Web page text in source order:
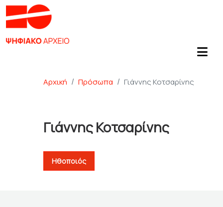
Αρχική Πρόσωπα Γιάννης Κοτσαρίνης
Γιάννης Κοτσαρίνης
Ηθοποιός